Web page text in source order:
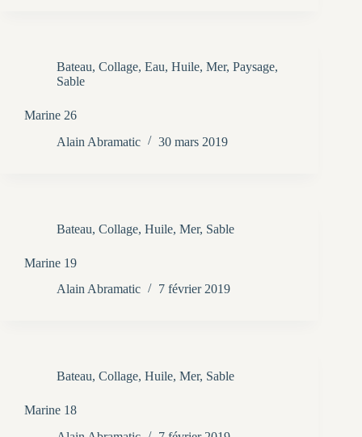
Bateau, Collage, Eau, Huile, Mer, Paysage,
Sable
Marine 26
Alain Abramatic
30 mars 2019
Bateau, Collage, Huile, Mer, Sable
Marine 19
Alain Abramatic
7 février 2019
Bateau, Collage, Huile, Mer, Sable
Marine 18